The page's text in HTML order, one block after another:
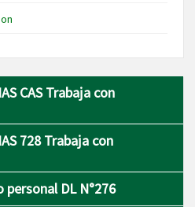
CAS Trabaja con
728 Trabaja con
DL N°276